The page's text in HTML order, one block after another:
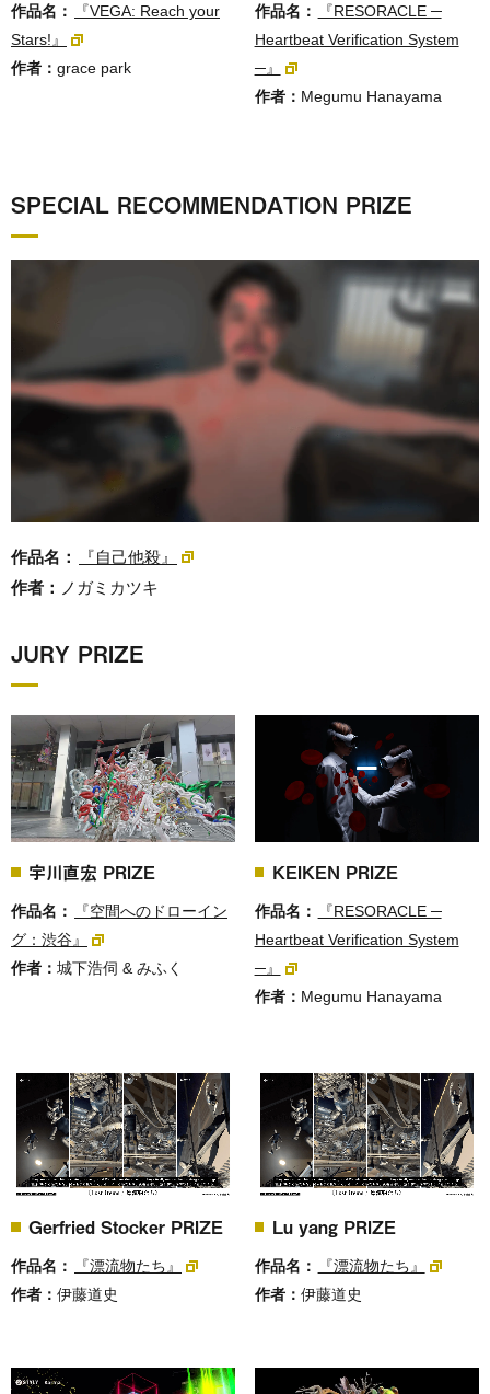
作品名：
『VEGA: Reach your
Stars!』
作者： grace park
作品名：
『RESORACLE ─
Heartbeat Verification System
─』
作者： Megumu Hanayama
SPECIAL RECOMMENDATION PRIZE
作品名：
『自己他殺』
作者： ノガミカツキ
JURY PRIZE
宇川直宏 PRIZE
作品名：
『空間へのドローイン
グ：渋谷』
作者： 城下浩伺 & みふく
KEIKEN PRIZE
作品名：
『RESORACLE ─
Heartbeat Verification System
─』
作者： Megumu Hanayama
Gerfried Stocker PRIZE
作品名：
『漂流物たち』
作者： 伊藤道史
Lu yang PRIZE
作品名：
『漂流物たち』
作者： 伊藤道史